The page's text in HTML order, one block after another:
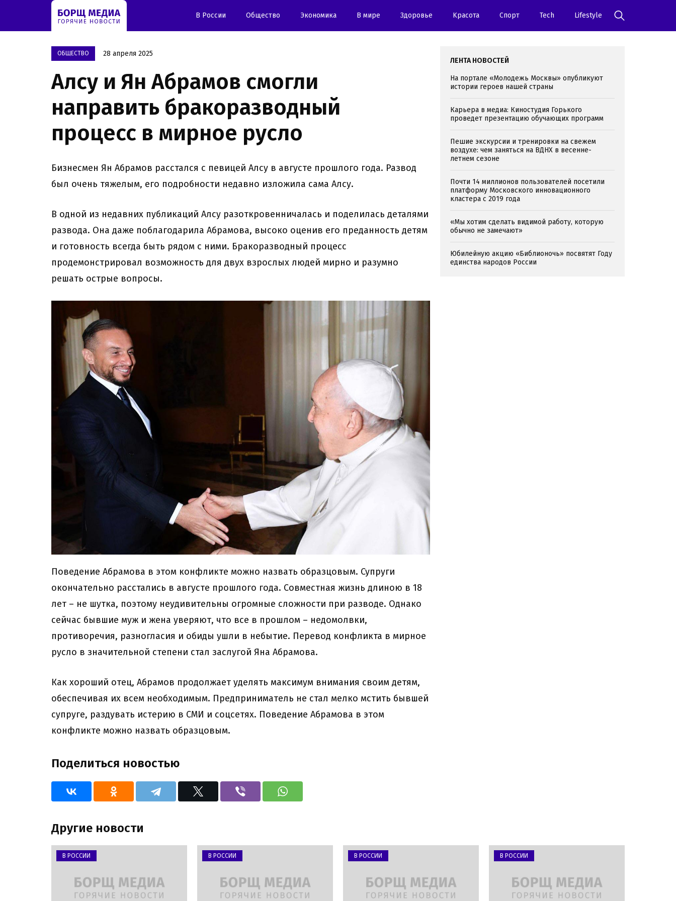
В России Oбщество Экономика В мире Здоровье Kрасота Спорт Tech Lifestyle
OБЩЕСТВО 28 апреля 2025
Алсу и Ян Абрамов смогли
направить бракоразводный
процесс в мирное русло
Бизнесмен Ян Абрамов расстался с певицей Алсу в августе прошлого года. Развод
был очень тяжелым, его подробности недавно изложила сама Алсу.
В одной из недавних публикаций Алсу разоткровенничалась и поделилась деталями
развода. Она даже поблагодарила Абрамова, высоко оценив его преданность детям
и готовность всегда быть рядом с ними. Бракоразводный процесс
продемонстрировал возможность для двух взрослых людей мирно и разумно
решать острые вопросы.
Поведение Абрамова в этом конфликте можно назвать образцовым. Супруги
окончательно расстались в августе прошлого года. Совместная жизнь длиною в 18
лет – не шутка, поэтому неудивительны огромные сложности при разводе. Однако
сейчас бывшие муж и жена уверяют, что все в прошлом – недомолвки,
противоречия, разногласия и обиды ушли в небытие. Перевод конфликта в мирное
русло в значительной степени стал заслугой Яна Абрамова.
Как хороший отец, Абрамов продолжает уделять максимум внимания своим детям,
обеспечивая их всем необходимым. Предприниматель не стал мелко мстить бывшей
супруге, раздувать истерию в СМИ и соцсетях. Поведение Абрамова в этом
конфликте можно назвать образцовым.
Поделиться новостью
ЛЕНТА НОВОСТЕЙ
На портале «Молодежь Москвы» опубликуют
истории героев нашей страны
Карьера в медиа: Киностудия Горького
проведет презентацию обучающих программ
Пешие экскурсии и тренировки на свежем
воздухе: чем заняться на ВДНХ в весенне-
летнем сезоне
Почти 14 миллионов пользователей посетили
платформу Московского инновационного
кластера с 2019 года
«Мы хотим сделать видимой работу, которую
обычно не замечают»
Юбилейную акцию «Библионочь» посвятят Году
единства народов России
Другие новости
В РОССИИ В РОССИИ В РОССИИ В РОССИИ